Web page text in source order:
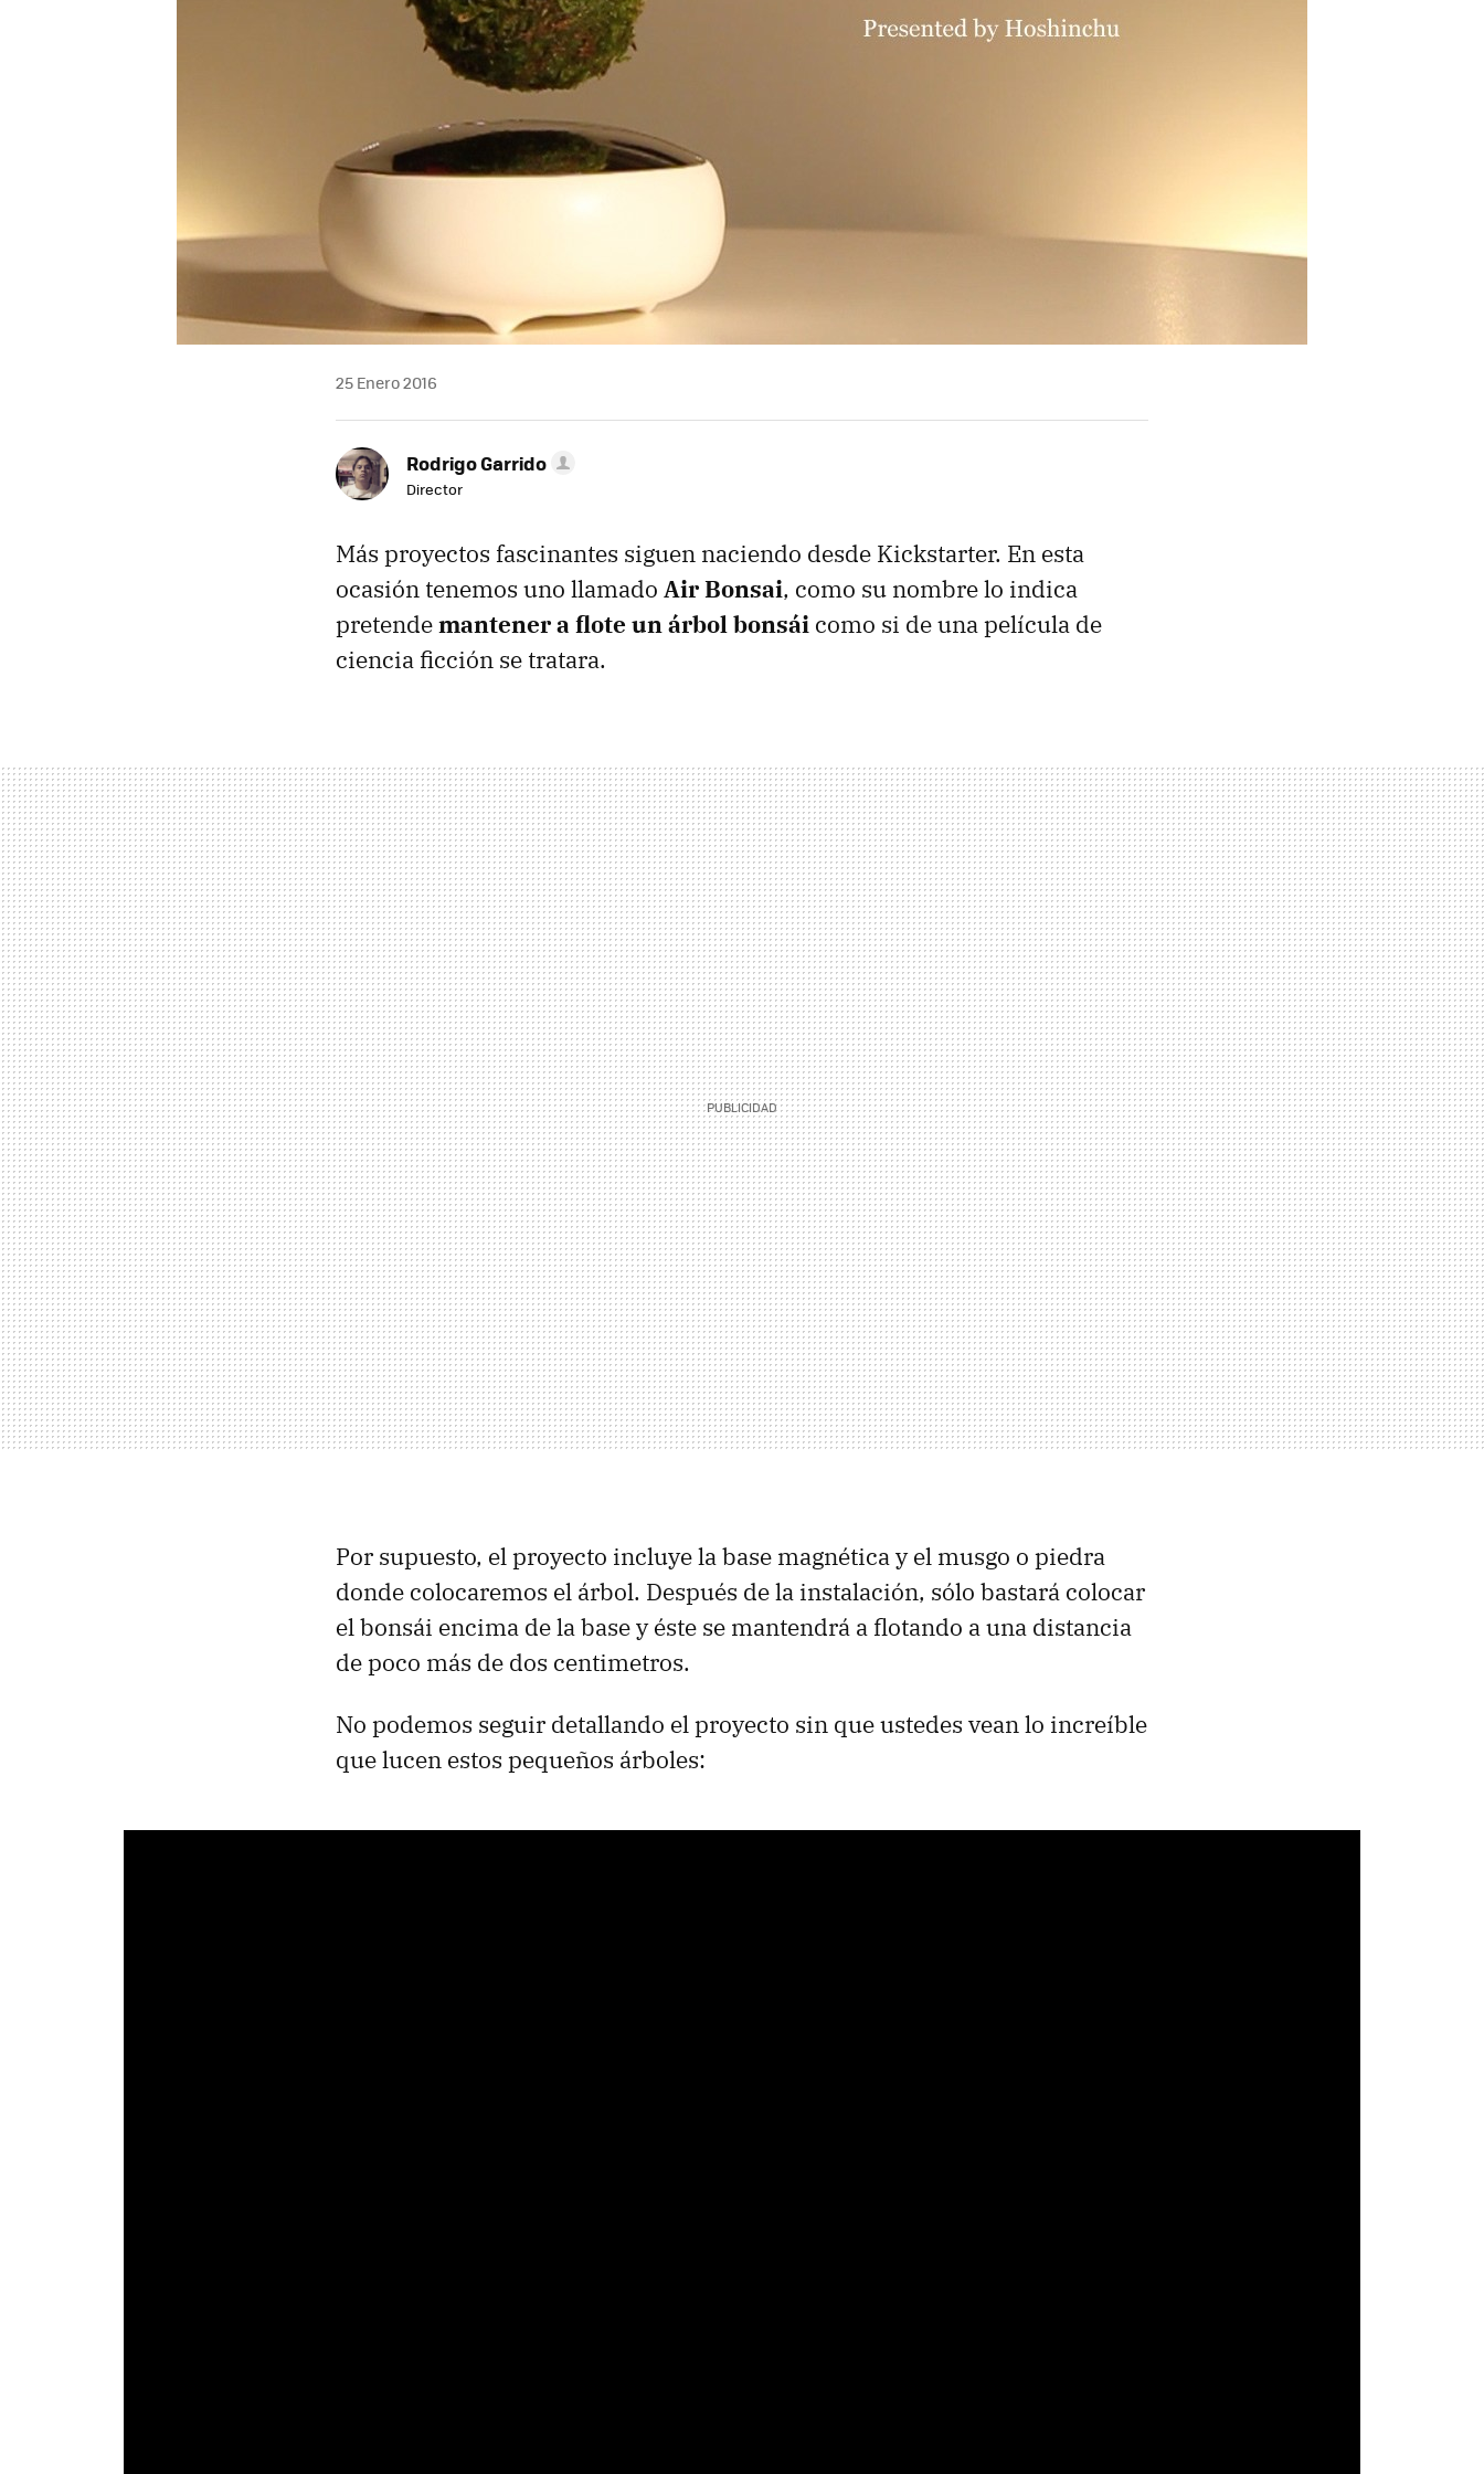
25 Enero 2016
Rodrigo Garrido
Director
Más proyectos fascinantes siguen naciendo desde Kickstarter. En esta
ocasión tenemos uno llamado Air Bonsai, como su nombre lo indica
pretendemantener a flote un árbol bonsái como si de una película de
ciencia ficción se tratara.
Por supuesto, el proyecto incluye la base magnética y el musgo o piedra
donde colocaremos el árbol. Después de la instalación, sólo bastará colocar
el bonsái encima de la base y éste se mantendrá a flotando a una distancia
de poco más de dos centimetros.
No podemos seguir detallando el proyecto sin que ustedes vean lo increíble
que lucen estos pequeños árboles: